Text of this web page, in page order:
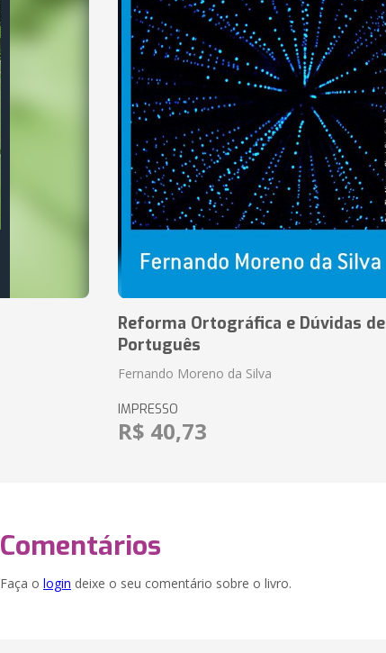
Reforma Ortográfica e Dúvidas de
Português
Fernando Moreno da Silva
IMPRESSO
R$ 40,73
Comentários
Faça o login deixe o seu comentário sobre o livro.